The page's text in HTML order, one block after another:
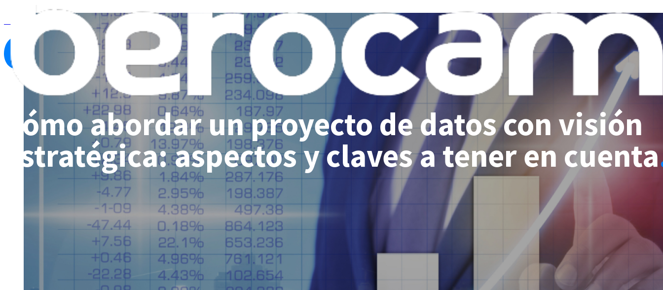
Cómo abordar un proyecto de datos con visión
estratégica: aspectos y claves a tener en cuenta